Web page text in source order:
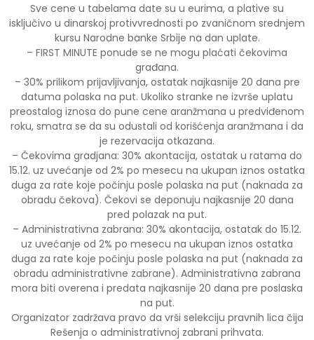
Sve cene u tabelama date su u eurima, a plative su
isključivo u dinarskoj protivvrednosti po zvaničnom srednjem
kursu Narodne banke Srbije na dan uplate.
– FIRST MINUTE ponude se ne mogu plaćati čekovima
građana.
– 30% prilikom prijavljivanja, ostatak najkasnije 20 dana pre
datuma polaska na put. Ukoliko stranke ne izvrše uplatu
preostalog iznosa do pune cene aranžmana u predviđenom
roku, smatra se da su odustali od korišćenja aranžmana i da
je rezervacija otkazana.
– Čekovima gradjana: 30% akontacija, ostatak u ratama do
15.12. uz uvećanje od 2% po mesecu na ukupan iznos ostatka
duga za rate koje počinju posle polaska na put (naknada za
obradu čekova). Čekovi se deponuju najkasnije 20 dana
pred polazak na put.
– Administrativna zabrana: 30% akontacija, ostatak do 15.12.
uz uvećanje od 2% po mesecu na ukupan iznos ostatka
duga za rate koje počinju posle polaska na put (naknada za
obradu administrativne zabrane). Administrativna zabrana
mora biti overena i predata najkasnije 20 dana pre poslaska
na put.
Organizator zadržava pravo da vrši selekciju pravnih lica čija
Rešenja o administrativnoj zabrani prihvata.